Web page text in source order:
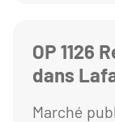
OP 1126
dans
Marché